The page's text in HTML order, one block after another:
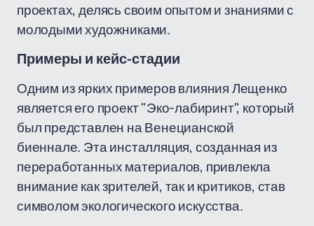
проектах, делясь своим опытом и знаниями с
молодыми художниками.
Примеры и кейс-стадии
Одним из ярких примеров влияния Лещенко
является его проект "Эко-лабиринт", который
был представлен на Венецианской
биеннале. Эта инсталляция, созданная из
переработанных материалов, привлекла
внимание как зрителей, так и критиков, став
символом экологического искусства.